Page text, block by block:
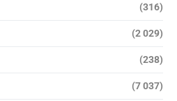
(316)
(2 029)
(238)
(7 037)